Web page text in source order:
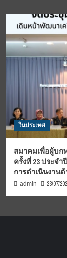
ในประเทศ
สมาคมเพื่อผู้บก
ครั้งที่ 23 ประจ
การดำเนินงาน
admin 23/07/